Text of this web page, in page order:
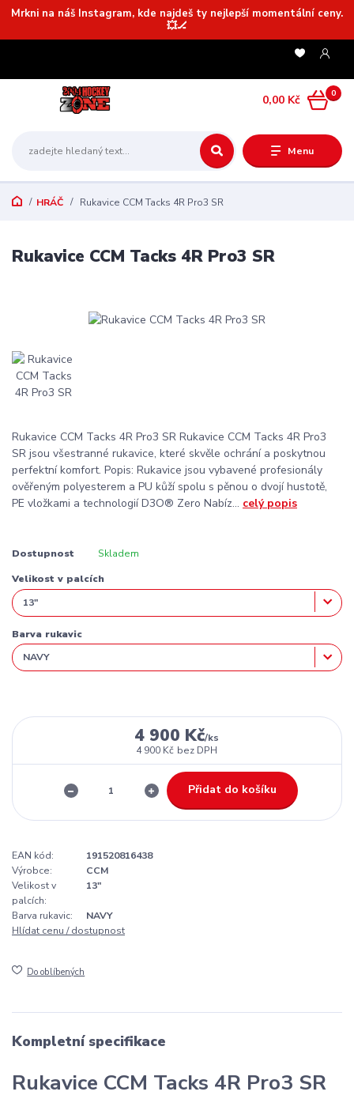
Mrkni na náš Instagram, kde najdeš ty nejlepší momentální ceny.
💥🏒
Menu
0
0,00 Kč
HRÁČ Rukavice CCM Tacks 4R Pro3 SR
Rukavice CCM Tacks 4R Pro3 SR
Rukavice CCM Tacks 4R Pro3 SR Rukavice CCM Tacks 4R Pro3
SR jsou všestranné rukavice, které skvěle ochrání a poskytnou
perfektní komfort. Popis: Rukavice jsou vybavené profesionály
ověřeným polyesterem a PU kůží spolu s pěnou o dvojí hustotě,
PE vložkami a technologií D3O® Zero Nabíz... celý popis
Dostupnost Skladem
Velikost v palcích
Barva rukavic
4 900 Kč/ks
4 900 Kč bez DPH
Přidat do košíku
EAN kód:
191520816438
Výrobce:
CCM
Velikost v
palcích:
13"
Barva rukavic:
NAVY
Hlídat cenu / dostupnost
Do oblíbených
Kompletní specifikace
Rukavice CCM Tacks 4R Pro3 SR